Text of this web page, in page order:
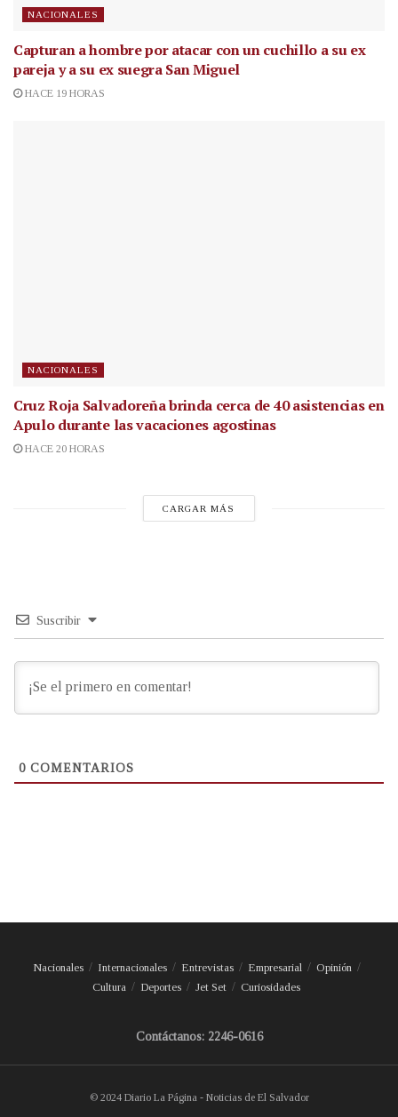
NACIONALES
Capturan a hombre por atacar con un cuchillo a su ex
pareja y a su ex suegra San Miguel
HACE 19 HORAS
NACIONALES
Cruz Roja Salvadoreña brinda cerca de 40 asistencias en
Apulo durante las vacaciones agostinas
HACE 20 HORAS
CARGAR MÁS
Suscribir
0 COMENTARIOS
Nacionales Internacionales Entrevistas Empresarial
Opinión
Cultura
Deportes Jet Set Curiosidades
Contáctanos: 2246-0616
© 2024 Diario La Página - Noticias de El Salvador